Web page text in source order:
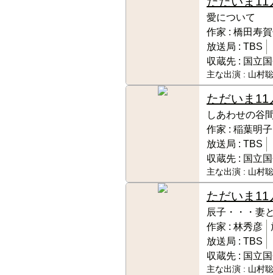
愛について
作家 : 橋田寿
放送局 : TBS
収蔵先 : 国立
主な出演 : 山村
ただいま11
しあわせの谷
作家 : 稲葉明子
放送局 : TBS
収蔵先 : 国立
主な出演 : 山村
ただいま11
辰子・・・妻
作家 : 林秀彦
放送局 : TBS
収蔵先 : 国立
主な出演 : 山村